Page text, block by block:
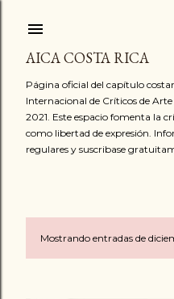
AICA COSTA RICA
Página oficial del capítulo
Internacional de Críticos de
2021. Este espacio fomenta la
como libertad de expresión.
regulares y suscribase
EMostrando entradas de